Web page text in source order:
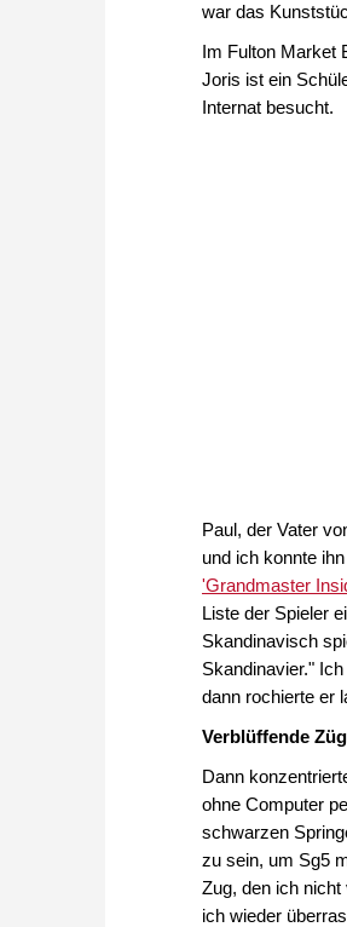
war das
Im Fulton Market
Joris ist ein
Internat besucht.
Paul, der Vater
und ich konnte
'Grandmaster
Liste der Spieler
Skandinavisch
Skandinavier."
dann rochierte er
Verblüffende
Dann
ohne Computer
schwarzen
zu sein, um Sg5
Zug, den ich
ich wieder